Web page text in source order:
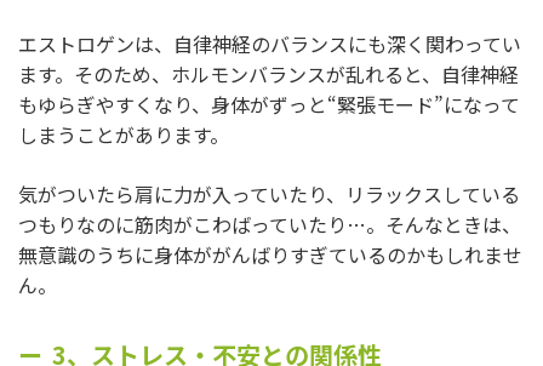
エストロゲンは、自律神経のバランスにも深く関わってい
ます。そのため、ホルモンバランスが乱れると、自律神経
もゆらぎやすくなり、身体がずっと“緊張モード”になって
しまうことがあります。
気がついたら肩に力が入っていたり、リラックスしている
つもりなのに筋肉がこわばっていたり…。そんなときは、
無意識のうちに身体ががんばりすぎているのかもしれませ
ん。
3、ストレス・不安との関係性